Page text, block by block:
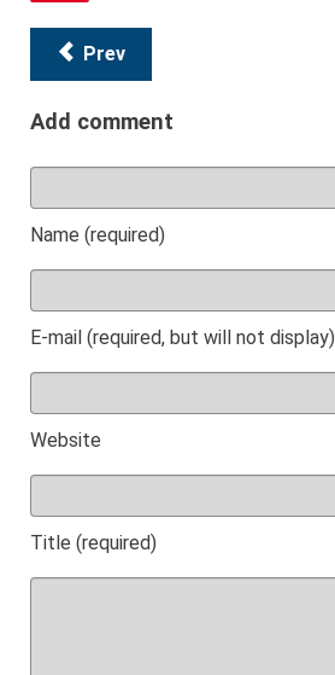
Prev
Add comment
Name (required)
E-mail (required, but will not display)
Website
Title (required)